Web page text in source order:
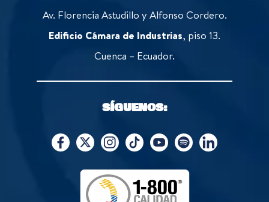
Av. Florencia Astudillo y Alfonso Cordero.
Edificio Cámara de Industrias, piso 13.
Cuenca – Ecuador.
SÍGUENOS: